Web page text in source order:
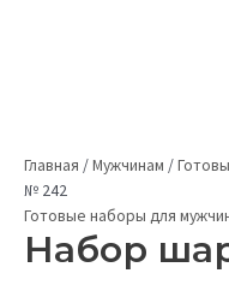
Главная /Мужчинам /
№ 242
Готовые наборы для
Набор